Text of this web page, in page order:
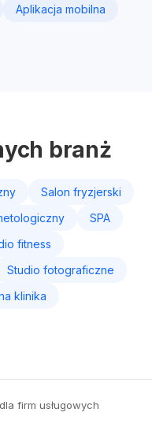
Aplikacja mobilna
branż
Salon fryzjerski
SPA
fitness
Studio fotograficzne
klinika
firm usługowych